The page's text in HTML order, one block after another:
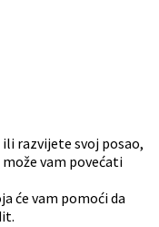
razvijete svoj posao,
vam povećati
će vam pomoći da